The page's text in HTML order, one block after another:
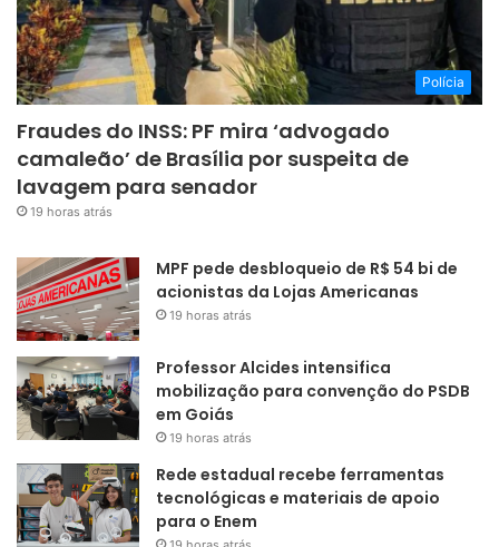
Polícia
Fraudes do INSS: PF mira ‘advogado
camaleão’ de Brasília por suspeita de
lavagem para senador
19 horas atrás
MPF pede desbloqueio de R$ 54 bi de
acionistas da Lojas Americanas
19 horas atrás
Professor Alcides intensifica
mobilização para convenção do PSDB
em Goiás
19 horas atrás
Rede estadual recebe ferramentas
tecnológicas e materiais de apoio
para o Enem